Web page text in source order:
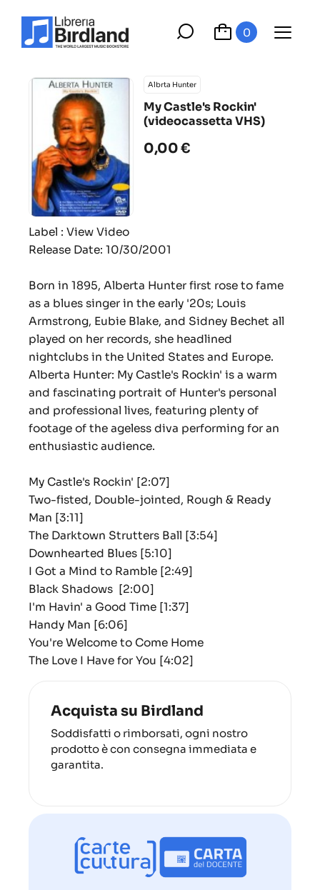
0
Albrta Hunter
My Castle's Rockin'
(videocassetta VHS)
0,00 €
Label : View Video
Release Date: 10/30/2001
Born in 1895, Alberta Hunter first rose to fame
as a blues singer in the early '20s; Louis
Armstrong, Eubie Blake, and Sidney Bechet all
played on her records, she headlined
nightclubs in the United States and Europe.
Alberta Hunter: My Castle's Rockin' is a warm
and fascinating portrait of Hunter's personal
and professional lives, featuring plenty of
footage of the ageless diva performing for an
enthusiastic audience.
My Castle's Rockin' [2:07]
Two-fisted, Double-jointed, Rough & Ready
Man [3:11]
The Darktown Strutters Ball [3:54]
Downhearted Blues [5:10]
I Got a Mind to Ramble [2:49]
Black Shadows [2:00]
I'm Havin' a Good Time [1:37]
Handy Man [6:06]
You're Welcome to Come Home
The Love I Have for You [4:02]
Acquista su Birdland
Soddisfatti o rimborsati, ogni nostro
prodotto è con consegna immediata e
garantita.